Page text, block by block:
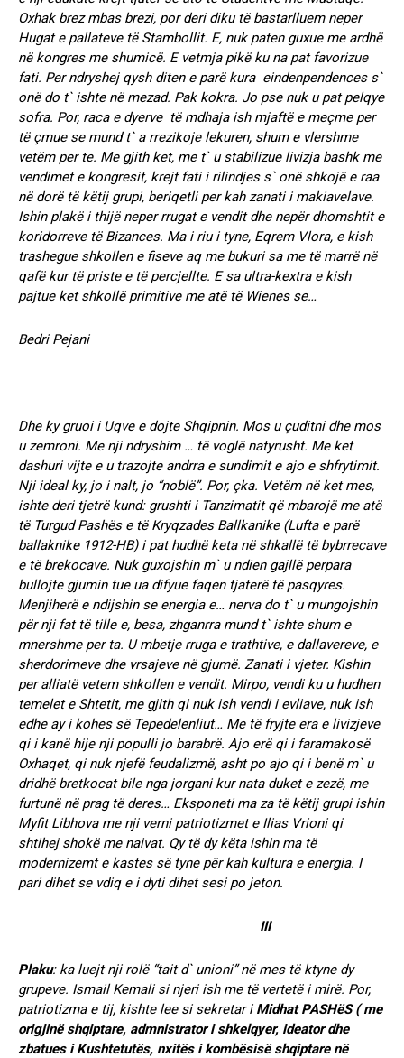
Oxhak brez mbas brezi, por deri diku të bastarlluem neper
Hugat e pallateve të Stambollit. E, nuk paten guxue me ardhë
në kongres me shumicë. E vetmja pikë ku na pat favorizue
fati. Per ndryshej qysh diten e parë kura eindenpendences s`
onë do t` ishte në mezad. Pak kokra. Jo pse nuk u pat pelqye
sofra. Por, raca e dyerve të mdhaja ish mjaftë e meçme per
të çmue se mund t` a rrezikoje lekuren, shum e vlershme
vetëm per te. Me gjith ket, me t` u stabilizue livizja bashk me
vendimet e kongresit, krejt fati i rilindjes s` onë shkojë e raa
në dorë të këtij grupi, beriqetli per kah zanati i makiavelave.
Ishin plakë i thijë neper rrugat e vendit dhe nepër dhomshtit e
koridorreve të Bizances. Ma i riu i tyne, Eqrem Vlora, e kish
trashegue shkollen e fiseve aq me bukuri sa me të marrë në
qafë kur të priste e të percjellte. E sa ultra-kextra e kish
pajtue ket shkollë primitive me atë të Wienes se…
Bedri Pejani
Dhe ky gruoi i Uqve e dojte Shqipnin. Mos u çuditni dhe mos
u zemroni. Me nji ndryshim … të voglë natyrusht. Me ket
dashuri vijte e u trazojte andrra e sundimit e ajo e shfrytimit.
Nji ideal ky, jo i nalt, jo “noblë”. Por, çka. Vetëm në ket mes,
ishte deri tjetrë kund: grushti i Tanzimatit që mbarojë me atë
të Turgud Pashës e të Kryqzades Ballkanike (Lufta e parë
ballaknike 1912-HB) i pat hudhë keta në shkallë të bybrrecave
e të brekocave. Nuk guxojshin m` u ndien gajllë perpara
bullojte gjumin tue ua difyue faqen tjaterë të pasqyres.
Menjiherë e ndijshin se energia e… nerva do t` u mungojshin
për nji fat të tille e, besa, zhganrra mund t` ishte shum e
mnershme per ta. U mbetje rruga e trathtive, e dallavereve, e
sherdorimeve dhe vrsajeve në gjumë. Zanati i vjeter. Kishin
per alliatë vetem shkollen e vendit. Mirpo, vendi ku u hudhen
temelet e Shtetit, me gjith qi nuk ish vendi i evliave, nuk ish
edhe ay i kohes së Tepedelenliut… Me të fryjte era e livizjeve
qi i kanë hije nji populli jo barabrë. Ajo erë qi i faramakosë
Oxhaqet, qi nuk njefë feudalizmë, asht po ajo qi i benë m` u
dridhë bretkocat bile nga jorgani kur nata duket e zezë, me
furtunë në prag të deres… Eksponeti ma za të këtij grupi ishin
Myfit Libhova me nji verni patriotizmet e Ilias Vrioni qi
shtihej shokë me naivat. Qy të dy këta ishin ma të
modernizemt e kastes së tyne për kah kultura e energia. I
pari dihet se vdiq e i dyti dihet sesi po jeton.
III
Plaku: ka luejt nji rolë “tait d` unioni” në mes të ktyne dy
grupeve. Ismail Kemali si njeri ish me të vertetë i mirë. Por,
patriotizma e tij, kishte lee si sekretar i Midhat PASHëS ( me
origjinë shqiptare, admnistrator i shkelqyer, ideator dhe
zbatues i Kushtetutës, nxitës i kombësisë shqiptare në